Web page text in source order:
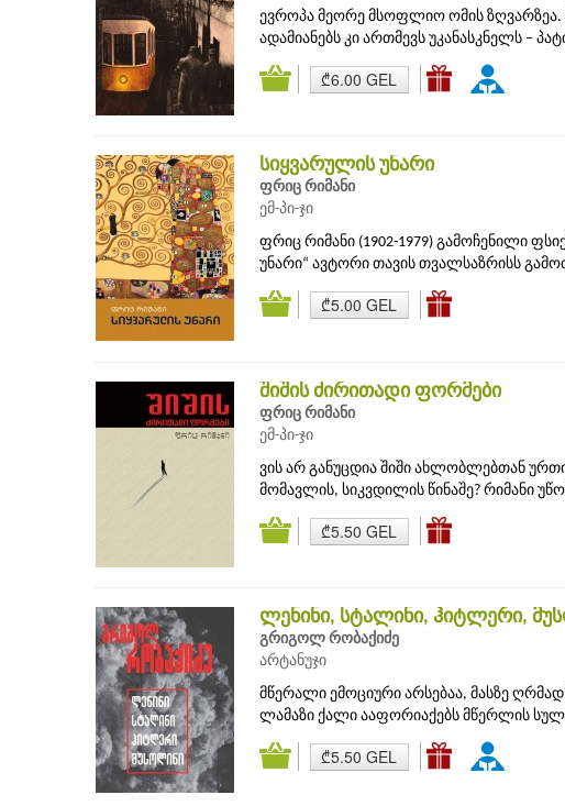
ევროპა მეორე მსოფლიო ომის ზღვარზეა.
ადამიანებს კი ართმევს უკანასკნელს –
₾6.00 GEL
სიყვარულის უნარი
ფრიც რიმანი
ემ-პი-ჯი
ფრიც რიმანი (1902-1979) გამოჩენილი
უნარი“ ავტორი თავის თვალსაზრისს
₾5.00 GEL
შიშის ძირითადი ფორმები
ფრიც რიმანი
ემ-პი-ჯი
ვის არ განუცდია შიში ახლობლებთან
მომავლის, სიკვდილის წინაშე? რიმანი
₾5.50 GEL
ლენინი, სტალინი, ჰიტლერი,
გრიგოლ რობაქიძე
არტანუჯი
მწერალი ემოციური არსებაა, მასზე
ლამაზი ქალი ააფორიაქებს მწერლის
₾5.50 GEL